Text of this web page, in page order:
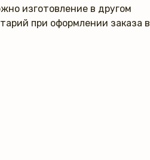
изготовление в другом
при оформлении заказа в